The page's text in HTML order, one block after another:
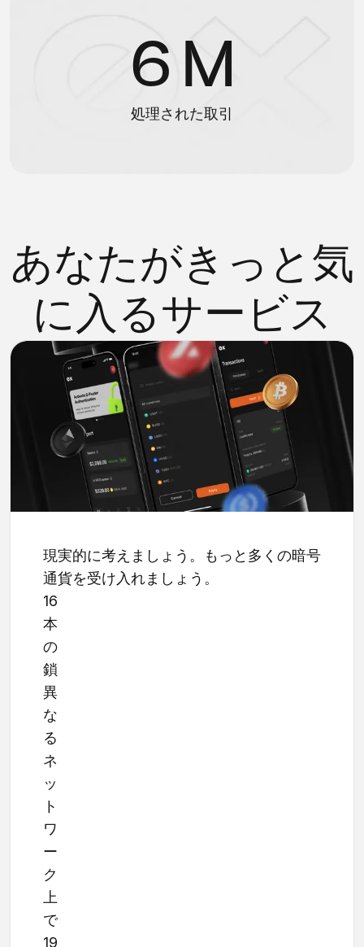
6 M
処理された取引
あなたがきっと気
に入るサービス
現実的に考えましょう。もっと多くの暗号
通貨を受け入れましょう。
16
本
の
鎖
異
な
る
ネ
ッ
ト
ワ
ー
ク
上
で
19